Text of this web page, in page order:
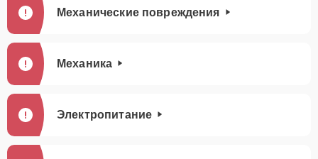
Механические повреждения
Механика
Электропитание